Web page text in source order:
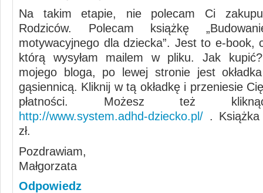
Na takim etapie, nie polecam Ci
Rodziców. Polecam książkę
motywacyjnego dla dziecka”. Jest to e-book,
którą wysyłam mailem w pliku. Jak
mojego bloga, po lewej stronie jest
gąsiennicą. Kliknij w tą okładkę i przeniesie
płatności. Możesz też
http://www.system.adhd-dziecko.pl/ .
zł.
Pozdrawiam,
Małgorzata
Odpowiedz